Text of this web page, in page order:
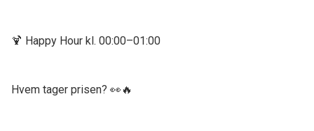
🍹 Happy Hour kl. 00:00–01:00
Hvem tager prisen? 👀🔥